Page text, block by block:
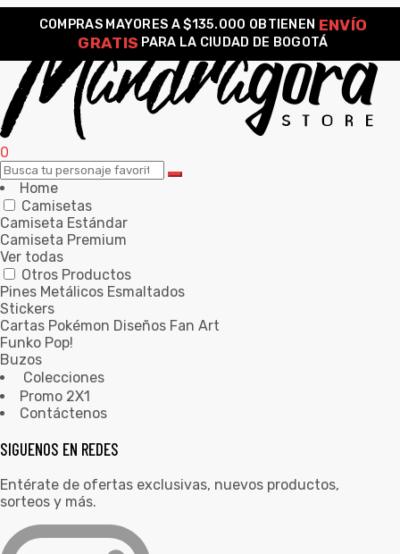
COMPRAS MAYORES A $135.000 OBTIENEN ENVÍO
GRATIS PARA LA CIUDAD DE BOGOTÁ
0
Home
Camisetas
Camiseta Estándar
Camiseta Premium
Ver todas
Otros Productos
Pines Metálicos Esmaltados
Stickers
Cartas Pokémon Diseños Fan Art
Funko Pop!
Buzos
Colecciones
Promo 2X1
Contáctenos
SIGUENOS EN REDES
Entérate de ofertas exclusivas, nuevos productos,
sorteos y más.